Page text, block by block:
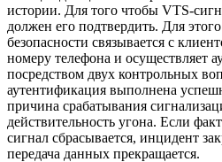
истории. Для того чтобы VTS-
должен его подтвердить. Для
безопасности связывается с
номеру телефона и осуществляет
посредством двух контрольных
аутентификация выполнена
причина срабатывания
действительность угона. Если
сигнал сбрасывается, инцидент
передача данных прекращается.